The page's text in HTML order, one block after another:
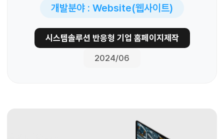
개발분야 : Website(웹사이트)
시스템솔루션 반응형 기업 홈페이지제작
2024/06